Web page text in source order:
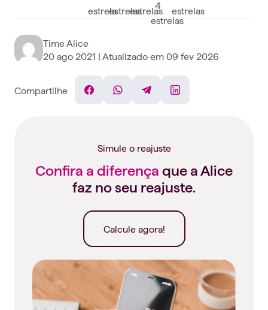
Time Alice
20 ago 2021 | Atualizado em 09 fev 2026
Compartilhe
FacebookWhatsAppTelegramLinkedin
Simule o reajuste
Confira a diferença que a Alice
faz no seu reajuste.
Calcule agora!